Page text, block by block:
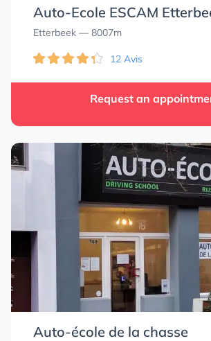
Auto-Ecole ESCAM
Etterbeek — 8007m
12 Avis
Request an
Auto-école de la chasse